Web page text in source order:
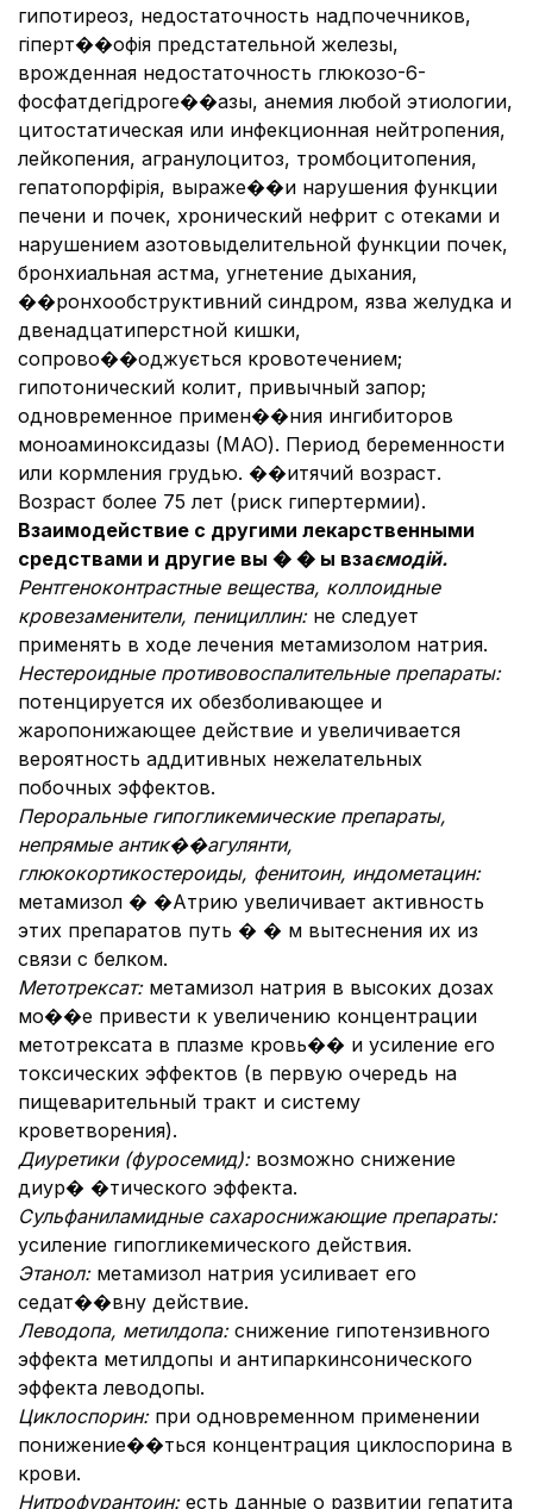
гипотиреоз, недостаточность надпочечников,
гіперт��офія предстательной железы,
врожденная недостаточность глюкозо-6-
фосфатдегідроге��азы, анемия любой этиологии,
цитостатическая или инфекционная нейтропения,
лейкопения, агранулоцитоз, тромбоцитопения,
гепатопорфірія, выраже��и нарушения функции
печени и почек, хронический нефрит с отеками и
нарушением азотовыделительной функции почек,
бронхиальная астма, угнетение дыхания,
��ронхообструктивний синдром, язва желудка и
двенадцатиперстной кишки,
сопрово��оджується кровотечением;
гипотонический колит, привычный запор;
одновременное примен��ния ингибиторов
моноаминоксидазы (МАО). Период беременности
или кормления грудью. ��итячий возраст.
Возраст более 75 лет (риск гипертермии).
Взаимодействие с другими лекарственными
средствами и другие вы � � ы взаємодій.
Рентгеноконтрастные вещества, коллоидные
кровезаменители, пенициллин: не следует
применять в ходе лечения метамизолом натрия.
Нестероидные противовоспалительные препараты:
потенцируется их обезболивающее и
жаропонижающее действие и увеличивается
вероятность аддитивных нежелательных
побочных эффектов.
Пероральные гипогликемические препараты,
непрямые антик��агулянти,
глюкокортикостероиды, фенитоин, индометацин:
метамизол � �Атрию увеличивает активность
этих препаратов путь � � м вытеснения их из
связи с белком.
Метотрексат: метамизол натрия в высоких дозах
мо��е привести к увеличению концентрации
метотрексата в плазме кровь�� и усиление его
токсических эффектов (в первую очередь на
пищеварительный тракт и систему
кроветворения).
Диуретики (фуросемид): возможно снижение
диур� �тического эффекта.
Сульфаниламидные сахароснижающие препараты:
усиление гипогликемического действия.
Этанол: метамизол натрия усиливает его
седат��вну действие.
Леводопа, метилдопа: снижение гипотензивного
эффекта метилдопы и антипаркинсонического
эффекта леводопы.
Циклоспорин: при одновременном применении
понижение��ться концентрация циклоспорина в
крови.
Нитрофурантоин: есть данные о развитии гепатита